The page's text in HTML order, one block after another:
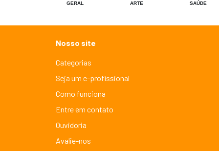
GERAL ARTE SAÚDE
Nosso site
Categorias
Seja um e-profissional
Como funciona
Entre em contato
Ouvidoria
Avalie-nos